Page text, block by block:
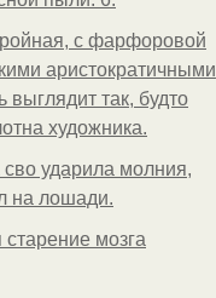
с фарфоровой
аристократичными
выглядит так, будто
художника.
сво ударила молния,
на лошади.
старение мозга